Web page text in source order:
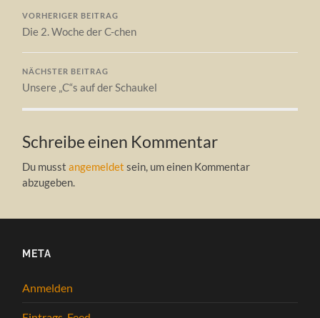
VORHERIGER BEITRAG
Die 2. Woche der C-chen
NÄCHSTER BEITRAG
Unsere „C“s auf der Schaukel
Schreibe einen Kommentar
Du musstangemeldet sein, um einen Kommentar
abzugeben.
META
Anmelden